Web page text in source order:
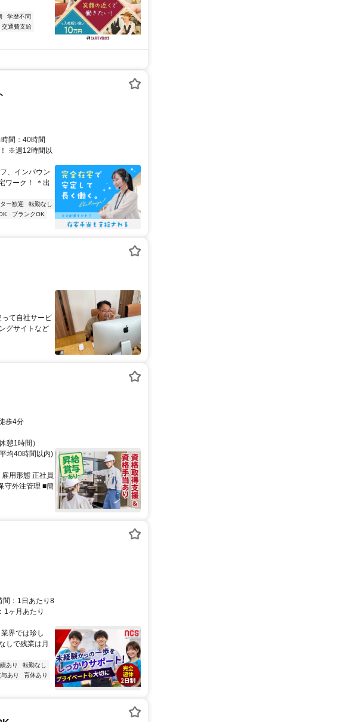
学歴不問
交通費支給
間：40時間
※週12時間以
、インバウン
ワーク！ ＊出
ー歓迎
転勤なし
ブランクOK
て自社サービ
グサイトなど
歩4分
憩1時間）
均40時間以内)
用形態 正社員
守外注管理 ■簡
間：1日あたり8
1ヶ月あたり
界では珍し
しで残業は月
あり
転勤なし
与あり
育休あり